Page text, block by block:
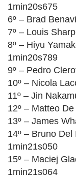
1min20s675
6º – Brad
7º – Louis
8º – Hiyu
1min20s789
9º – Pedro
10º – Nicola
11º – Jin
12º – Matteo
13º – James
14º – Bruno
1min21s050
15º – Maciej
1min21s064